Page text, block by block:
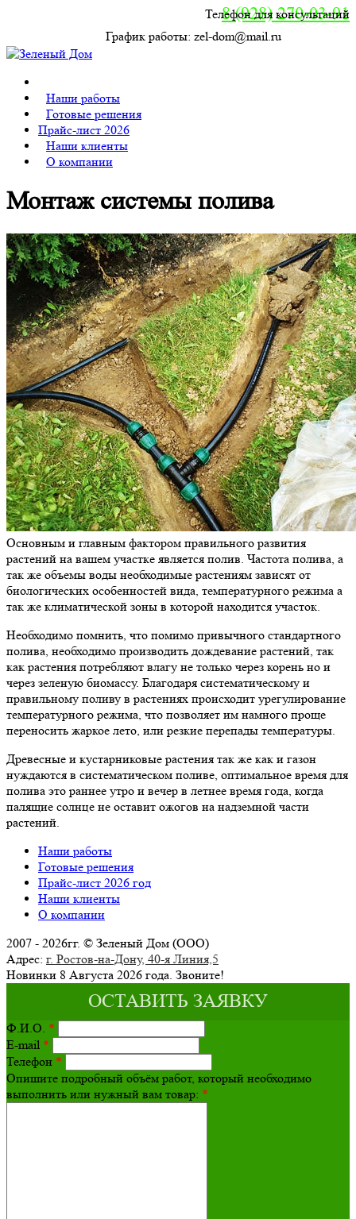
8 (928) 270-03-91
Телефон для консультаций
График работы: zel-dom@mail.ru
Наши работы
Готовые решения
Прайс-лист 2026
Наши клиенты
О компании
Монтаж системы полива
Основным и главным фактором правильного развития
растений на вашем участке является полив. Частота полива, а
так же объемы воды необходимые растениям зависят от
биологических особенностей вида, температурного режима а
так же климатической зоны в которой находится участок.
Необходимо помнить, что помимо привычного стандартного
полива, необходимо производить дождевание растений, так
как растения потребляют влагу не только через корень но и
через зеленую биомассу. Благодаря систематическому и
правильному поливу в растениях происходит урегулирование
температурного режима, что позволяет им намного проще
переносить жаркое лето, или резкие перепады температуры.
Древесные и кустарниковые растения так же как и газон
нуждаются в систематическом поливе, оптимальное время для
полива это раннее утро и вечер в летнее время года, когда
палящие солнце не оставит ожогов на надземной части
растений.
Наши работы
Готовые решения
Прайс-лист 2026 год
Наши клиенты
О компании
2007 - 2026гг. © Зеленый Дом (ООО)
Адрес: г. Ростов-на-Дону, 40-я Линия,5
Новинки 8 Августа 2026 года. Звоните!
ОСТАВИТЬ ЗАЯВКУ
Ф.И.О. *
E-mail *
Телефон *
Опишите подробный объём работ, который необходимо
выполнить или нужный вам товар: *